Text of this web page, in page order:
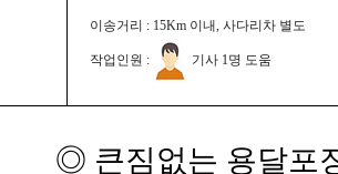
이송거리 : 15Km 이내, 사다리차 별도
작업인원 : 기사 1명 도움
◎ 큰짐없는 용달포